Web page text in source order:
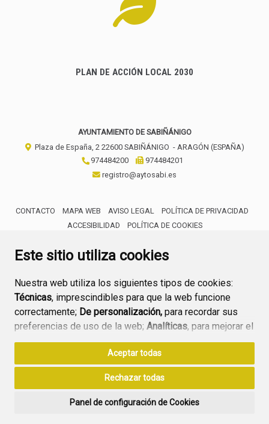
Este sitio utiliza cookies
Nuestra web utiliza los siguientes tipos de cookies:
Técnicas, imprescindibles para que la web funcione
correctamente; De personalización, para recordar sus
preferencias de uso de la web; Analíticas, para mejorar el
funcionamiento de la web y sus servicios.
Si acepta pulsando el botón“Aceptar todas”
consideramos que acepta su uso. Si pulsa el botón
ninguna acción, se guardarán las cookies técnicas
Aceptar todas
Rechazar todas
Panel de configuración de Cookies
PLAN DE ACCIÓN LOCAL 2030
AYUNTAMIENTO DE SABIÑÁNIGO
Plaza de España, 2 22600 SABIÑÁNIGO - ARAGÓN (ESPAÑA)
974484200
974484201
registro@aytosabi.es
CONTACTO MAPA WEB AVISO LEGAL
POLÍTICA DE PRIVACIDAD
ACCESIBILIDAD
POLÍTICA DE COOKIES